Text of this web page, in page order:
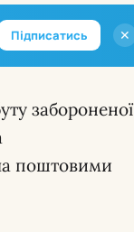
✕
Підписатись
забороненої
поштовими